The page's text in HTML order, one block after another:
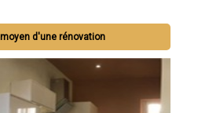
d'une rénovation